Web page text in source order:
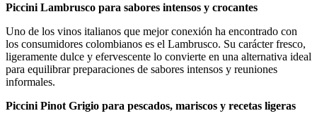
Piccini Lambrusco para sabores intensos y crocantes
Uno de los vinos italianos que mejor conexión ha encontrado con
los consumidores colombianos es el Lambrusco. Su carácter fresco,
ligeramente dulce y efervescente lo convierte en una alternativa ideal
para equilibrar preparaciones de sabores intensos y reuniones
informales.
Piccini Pinot Grigio para pescados, mariscos y recetas ligeras